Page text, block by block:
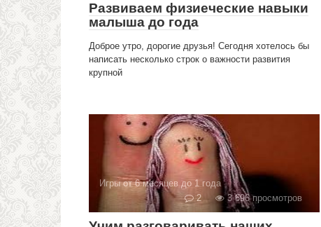
Развиваем физиеческие навыки
малыша до года
Доброе утро, дорогие друзья! Сегодня хотелось бы
написать несколько строк о важности развития
крупной
Игры от 6 месяцев до 1 года
2
3 696 просмотров